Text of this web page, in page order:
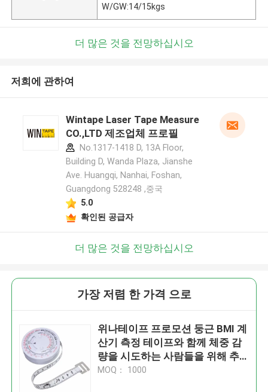
W/GW:14/15kgs
더 많은 것을 전망하십시오
저희에 관하여
Wintape Laser Tape Measure
CO.,LTD 제조업체 프로필
No.1317-1418 D, 13A Floor,
Building D, Wanda Plaza, Jianshe
Ave. Huangqi, Nanhai, Foshan,
Guangdong 528248 ,중국
5.0
확인된 공급자
더 많은 것을 전망하십시오
가장 저렴 한 가격 으로
위나테이프 프로모션 둥근 BMI 계
산기 측정 테이프와 함께 체중 감
량을 시도하는 사람들을 위해 추
적
MOQ： 1000